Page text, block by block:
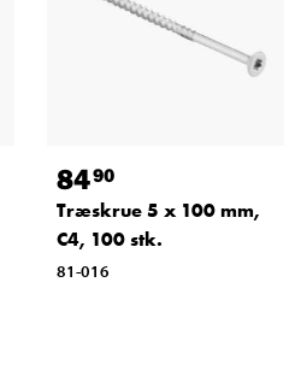
8490
Træskrue 5 x 100 mm,
C4, 100 stk.
81-016